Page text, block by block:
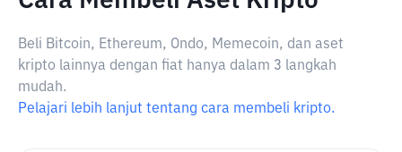
Beli Bitcoin, Ethereum, Ondo, Memecoin, dan aset
kripto lainnya dengan fiat hanya dalam 3 langkah
mudah.
Pelajari lebih lanjut tentang cara membeli kripto.